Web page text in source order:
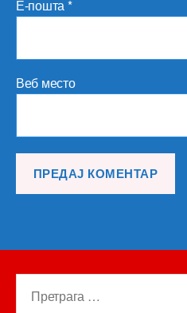
Е-пошта*
Веб место